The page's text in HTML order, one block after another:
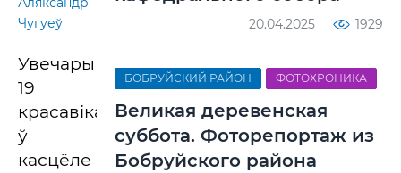
Чугуеў
Увечары
19
красавіка
ў
касцёле
20.04.2025 1929
БОБРУЙСКИЙ РАЙОН ФОТОХРОНИКА
Великая деревенская
суббота. Фоторепортаж из
Бобруйского района